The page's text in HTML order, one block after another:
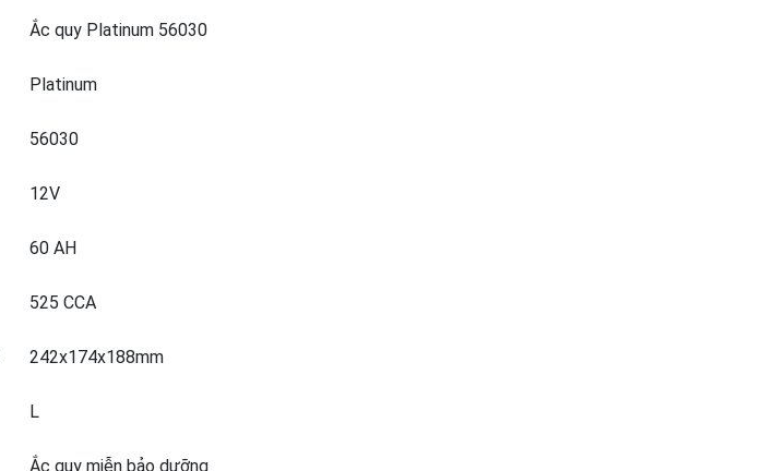
Ắc quy Platinum 56030
Platinum
56030
12V
60 AH
525 CCA
242x174x188mm
L
Ắc quy miễn bảo dưỡng